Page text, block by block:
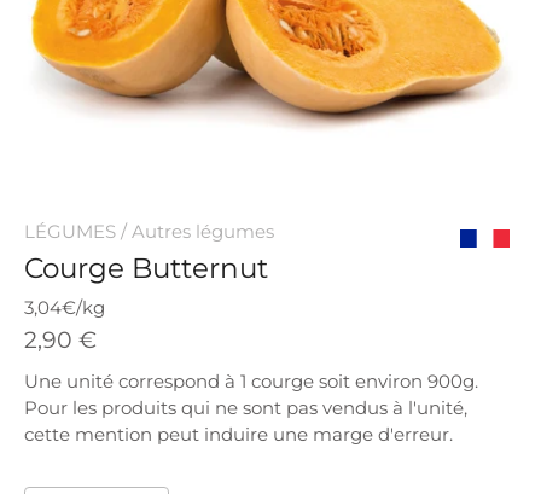
LÉGUMES / Autres légumes
Courge Butternut
3,04€/kg
2,90 €
Une unité correspond à 1 courge soit environ 900g.
Pour les produits qui ne sont pas vendus à l'unité,
cette mention peut induire une marge d'erreur.